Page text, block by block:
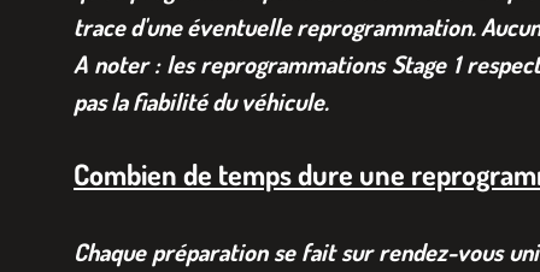
trace d'une éventuelle reprogrammation.
A noter : les reprogrammations Stage 1
pas la fiabilité du véhicule.
Combien de temps dure une
Chaque préparation se fait sur rendez-vous